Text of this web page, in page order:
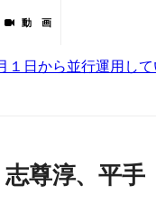
動 画
日から並行運用して
尊淳、平手